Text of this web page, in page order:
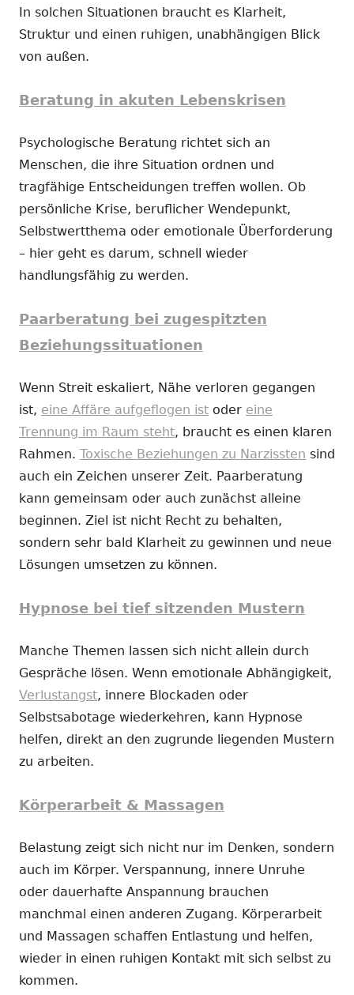
In solchen Situationen braucht es Klarheit,
Struktur und einen ruhigen, unabhängigen Blick
von außen.
Beratung in akuten Lebenskrisen
Psychologische Beratung richtet sich an
Menschen, die ihre Situation ordnen und
tragfähige Entscheidungen treffen wollen. Ob
persönliche Krise, beruflicher Wendepunkt,
Selbstwertthema oder emotionale Überforderung
– hier geht es darum, schnell wieder
handlungsfähig zu werden.
Paarberatung bei zugespitzten
Beziehungssituationen
Wenn Streit eskaliert, Nähe verloren gegangen
ist, eine Affäre aufgeflogen ist oder eine
Trennung im Raum steht, braucht es einen klaren
Rahmen. Toxische Beziehungen zu Narzissten sind
auch ein Zeichen unserer Zeit. Paarberatung
kann gemeinsam oder auch zunächst alleine
beginnen. Ziel ist nicht Recht zu behalten,
sondern sehr bald Klarheit zu gewinnen und neue
Lösungen umsetzen zu können.
Hypnose bei tief sitzenden Mustern
Manche Themen lassen sich nicht allein durch
Gespräche lösen. Wenn emotionale Abhängigkeit,
Verlustangst, innere Blockaden oder
Selbstsabotage wiederkehren, kann Hypnose
helfen, direkt an den zugrunde liegenden Mustern
zu arbeiten.
Körperarbeit & Massagen
Belastung zeigt sich nicht nur im Denken, sondern
auch im Körper. Verspannung, innere Unruhe
oder dauerhafte Anspannung brauchen
manchmal einen anderen Zugang. Körperarbeit
und Massagen schaffen Entlastung und helfen,
wieder in einen ruhigen Kontakt mit sich selbst zu
kommen.